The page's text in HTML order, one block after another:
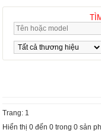
Trang: 1
Hiển thị 0 đến 0 trong 0 sản